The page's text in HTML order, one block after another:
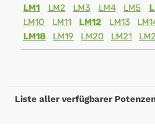
LM1 LM2 LM3 LM4 LM5
LM10
LM11 LM12 LM13
LM18
LM19 LM20 LM21
Liste aller verfügbarer